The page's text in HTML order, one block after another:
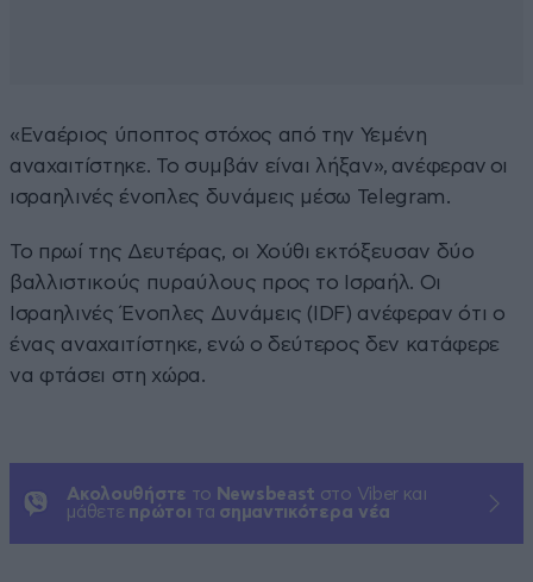
«Εναέριος ύποπτος στόχος από την Υεμένη
αναχαιτίστηκε. Το συμβάν είναι λήξαν», ανέφεραν οι
ισραηλινές ένοπλες δυνάμεις μέσω Telegram.
Το πρωί της Δευτέρας, οι Χούθι εκτόξευσαν δύο
βαλλιστικούς πυραύλους προς το Ισραήλ. Οι
Ισραηλινές Ένοπλες Δυνάμεις (IDF) ανέφεραν ότι ο
ένας αναχαιτίστηκε, ενώ ο δεύτερος δεν κατάφερε
να φτάσει στη χώρα.
Ακολουθήστε το Newsbeast στο Viber και
μάθετε πρώτοι τα σημαντικότερα νέα